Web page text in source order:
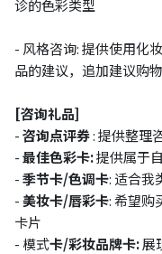
诊的色彩类型
- 风格咨询: 提供使用化
品的建议，追加建议购
[咨询礼品]
-咨询点评券: 提供整理
-最佳色彩卡:提供属于
-季节卡/色调卡: 适合我
-美妆卡/唇彩卡: 希望购
卡片
- 模式卡/彩妆品牌卡:展